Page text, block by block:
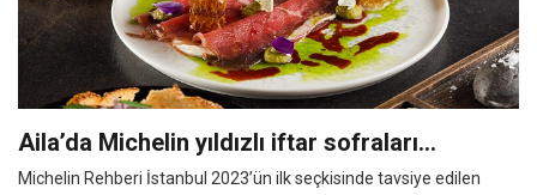
Aila’da Michelin yıldızlı iftar sofraları…
Michelin Rehberi İstanbul 2023’ün ilk seçkisinde tavsiye edilen